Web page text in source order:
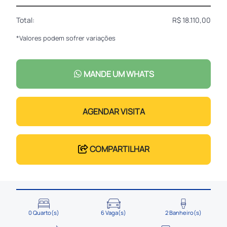
Total: R$ 18.110,00
*Valores podem sofrer variações
MANDE UM WHATS
AGENDAR VISITA
COMPARTILHAR
0 Quarto(s) 6 Vaga(s) 2 Banheiro(s)